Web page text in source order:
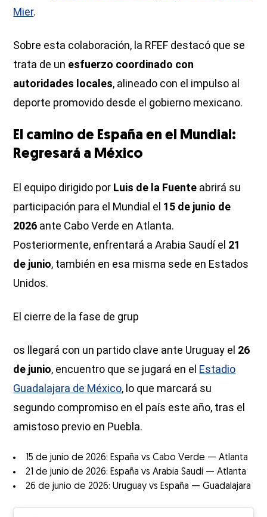
Mier.
Sobre esta colaboración, la RFEF destacó que se
trata de un esfuerzo coordinado con
autoridades locales, alineado con el impulso al
deporte promovido desde el gobierno mexicano.
El camino de España en el Mundial:
Regresará a México
El equipo dirigido por Luis de la Fuente abrirá su
participación para el Mundial el 15 de junio de
2026 ante Cabo Verde en Atlanta.
Posteriormente, enfrentará a Arabia Saudí el 21
de junio, también en esa misma sede en Estados
Unidos.
El cierre de la fase de grup
os llegará con un partido clave ante Uruguay el 26
de junio, encuentro que se jugará en el Estadio
Guadalajara de México, lo que marcará su
segundo compromiso en el país este año, tras el
amistoso previo en Puebla.
15 de junio de 2026: España vs Cabo Verde — Atlanta
21 de junio de 2026: España vs Arabia Saudí — Atlanta
26 de junio de 2026: Uruguay vs España — Guadalajara